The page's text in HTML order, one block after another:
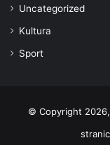
Uncategorized
Kultura
Sport
© Copyright